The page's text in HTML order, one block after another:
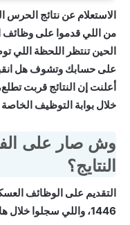
من اللي قدموا على وظائف
الحين تنتظر اللحظة اللي
على حسابك وتشوف هل
أعلنت إن النتائج قربت
خلال بوابة التوظيف الخاصة
وش صار على
النتايج؟
1446، واللي سجلوا خلال هالفترة ينتظرون نتائج القبول المبدئي.